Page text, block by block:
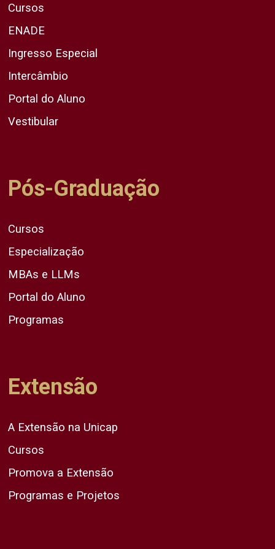
Cursos
ENADE
Ingresso Especial
Intercâmbio
Portal do Aluno
Vestibular
Pós-Graduação
Cursos
Especialização
MBAs e LLMs
Portal do Aluno
Programas
Extensão
A Extensão na Unicap
Cursos
Promova a Extensão
Programas e Projetos